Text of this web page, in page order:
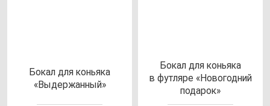
Бокал для конь­яка
«Выдер­жан­ный»
Бокал для конь­яка
в фут­ля­ре «Ново­год­ний
по­да­рок»